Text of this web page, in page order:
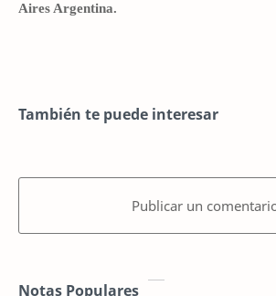
Aires Argentina.
También te puede interesar
Publicar un
Notas Populares